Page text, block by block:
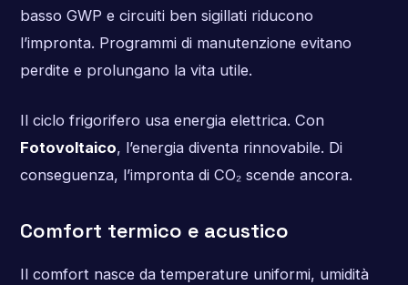
basso GWP e circuiti ben sigillati riducono
l’impronta. Programmi di manutenzione evitano
perdite e prolungano la vita utile.
Il ciclo frigorifero usa energia elettrica. Con
Fotovoltaico, l’energia diventa rinnovabile. Di
conseguenza, l’impronta di CO₂ scende ancora.
Comfort termico e acustico
Il comfort nasce da temperature uniformi, umidità